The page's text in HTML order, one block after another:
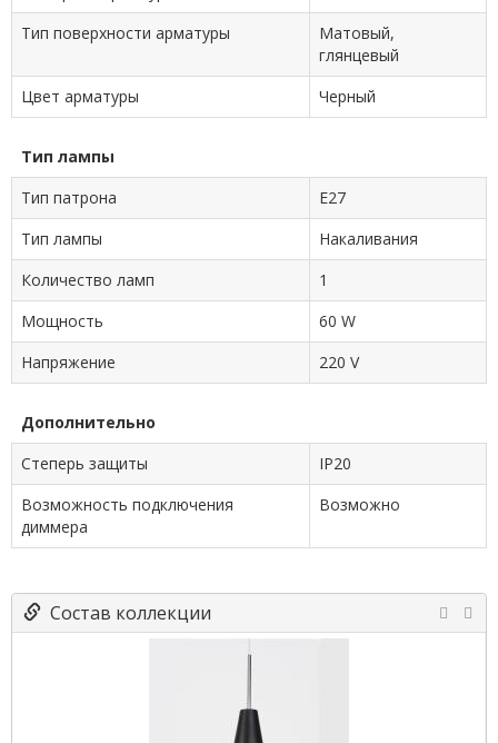
Тип поверхности арматуры
Матовый,
глянцевый
Цвет арматуры
Черный
Тип лампы
Тип патрона
E27
Тип лампы
Накаливания
Количество ламп
1
Мощность
60 W
Напряжение
220 V
Дополнительно
Степерь защиты
IP20
Возможность подключения
диммера
Возможно
Состав коллекции